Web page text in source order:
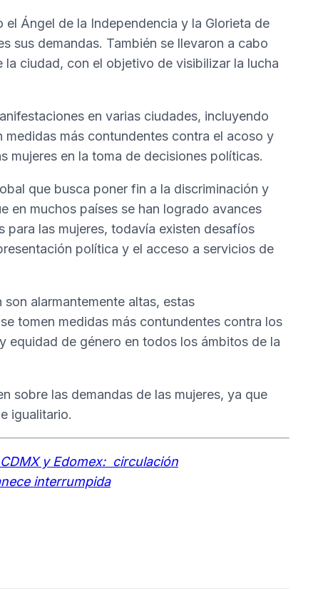
Ángel de la Independencia y la Glorieta de
sus demandas. También se llevaron a cabo
ciudad, con el objetivo de visibilizar la lucha
en varias ciudades, incluyendo
más contundentes contra el acoso y
mujeres en la toma de decisiones políticas.
que busca poner fin a la discriminación y
en muchos países se han logrado avances
las mujeres, todavía existen desafíos
política y el acceso a servicios de
alarmantemente altas, estas
tomen medidas más contundentes contra los
equidad de género en todos los ámbitos de la
sobre las demandas de las mujeres, ya que
igualitario.
y Edomex: circulación
interrumpida